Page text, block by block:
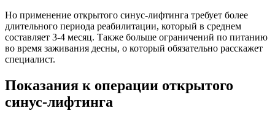
Но применение открытого синус-лифтинга требует более
длительного периода реабилитации, который в среднем
составляет 3-4 месяц. Также больше ограничений по питанию
во время заживания десны, о который обязательно расскажет
специалист.
Показания к операции открытого
синус-лифтинга